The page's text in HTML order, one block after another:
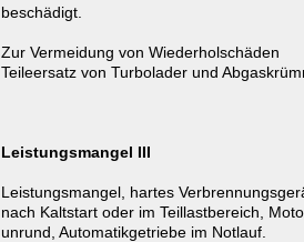
beschädigt.
Zur Vermeidung von Wiederholschäden
Teileersatz von Turbolader und
Leistungsmangel III
Leistungsmangel, hartes
nach Kaltstart oder im Teillastbereich,
unrund, Automatikgetriebe im Notlauf.